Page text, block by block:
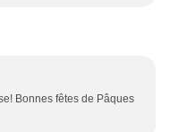
Bonnes fêtes de Pâques